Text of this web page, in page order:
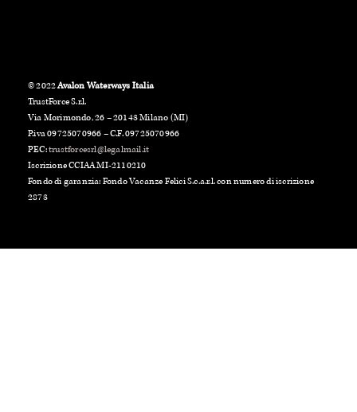
© 2022Avalon Waterways Italia
TrustForce S.r.l.
Via Morimondo, 26 – 20143 Milano (MI)
P.iva 09725070966 – C.F. 09725070966
PEC:trustforcesrl@legalmail.it
Iscrizione CCIAA MI-2110210
Fondo di garanzia: Fondo Vacanze Felici S.c.a.r.l. con numero di iscrizione
2873